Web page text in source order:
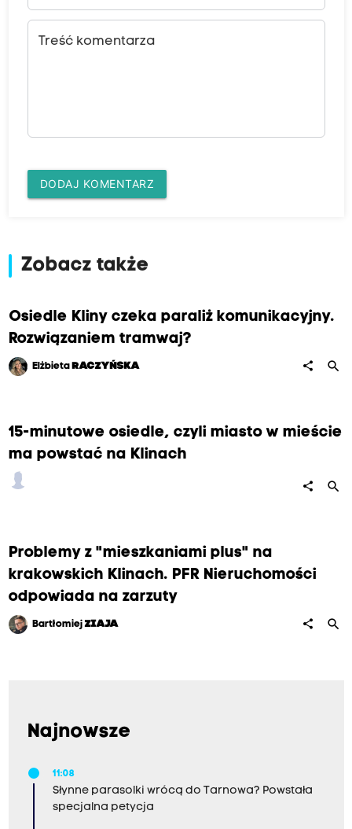
Treść komentarza
DODAJ KOMENTARZ
Zobacz także
Osiedle Kliny czeka paraliż komunikacyjny.
Rozwiązaniem tramwaj?
Elżbieta RACZYŃSKA share search
15-minutowe osiedle, czyli miasto w mieście
ma powstać na Klinach
share search
Problemy z "mieszkaniami plus" na
krakowskich Klinach. PFR Nieruchomości
odpowiada na zarzuty
BartłomiejZIAJA share search
Najnowsze
11:08
Słynne parasolki wrócą do Tarnowa? Powstała
specjalna petycja